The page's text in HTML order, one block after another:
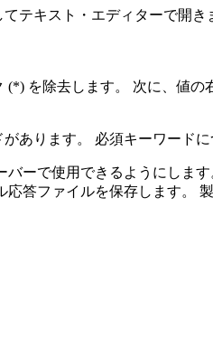
テキスト・エディターで開き
を除去します。 次に、値
あります。 必須キーワード
ーで使用できるようにします
答ファイルを保存します。